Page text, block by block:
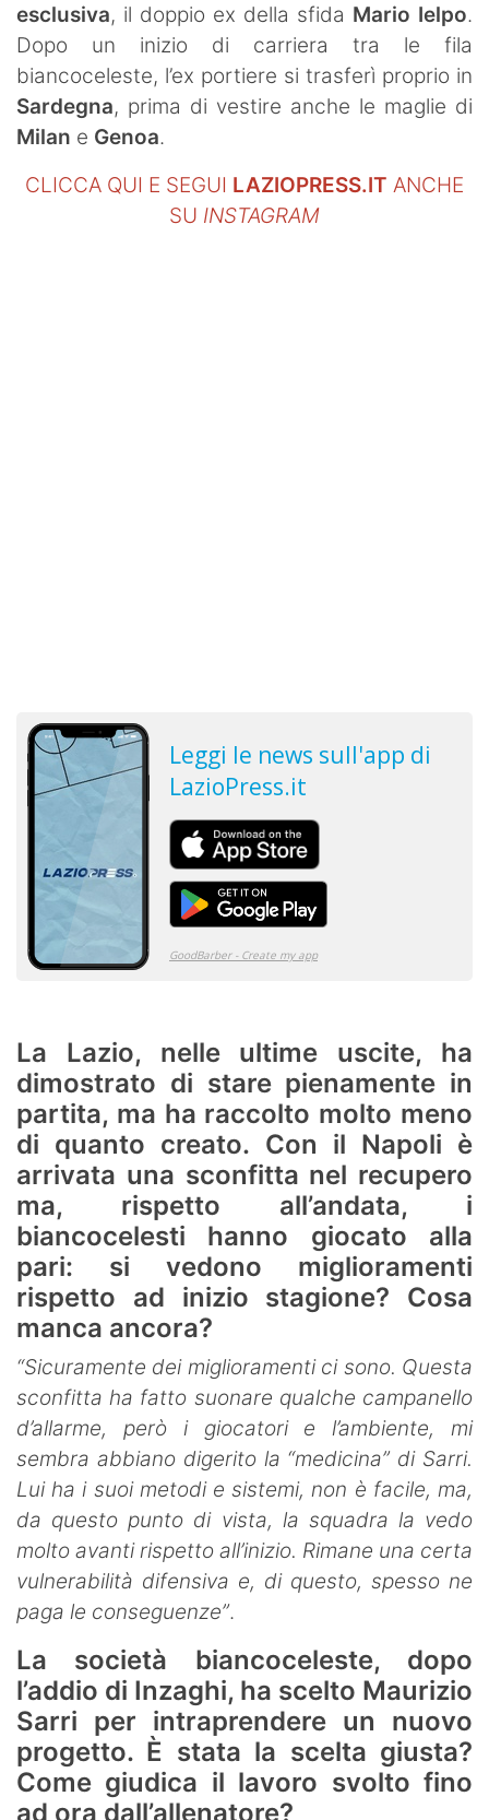
esclusiva, il doppio ex della sfida Mario Ielpo.
Dopo un inizio di carriera tra le fila
biancoceleste, l’ex portiere si trasferì proprio in
Sardegna, prima di vestire anche le maglie di
Milan e Genoa.
CLICCA QUI E SEGUI LAZIOPRESS.IT ANCHE
SU INSTAGRAM
La Lazio, nelle ultime uscite, ha
dimostrato di stare pienamente in
partita, ma ha raccolto molto meno
di quanto creato. Con il Napoli è
arrivata una sconfitta nel recupero
ma, rispetto all’andata, i
biancocelesti hanno giocato alla
pari: si vedono miglioramenti
rispetto ad inizio stagione? Cosa
manca ancora?
“Sicuramente dei miglioramenti ci sono. Questa
sconfitta ha fatto suonare qualche campanello
d’allarme, però i giocatori e l’ambiente, mi
sembra abbiano digerito la “medicina” di Sarri.
Lui ha i suoi metodi e sistemi, non è facile, ma,
da questo punto di vista, la squadra la vedo
molto avanti rispetto all’inizio. Rimane una certa
vulnerabilità difensiva e, di questo, spesso ne
paga le conseguenze”.
La società biancoceleste, dopo
l’addio di Inzaghi, ha scelto Maurizio
Sarri per intraprendere un nuovo
progetto. È stata la scelta giusta?
Come giudica il lavoro svolto fino
ad ora dall’allenatore?